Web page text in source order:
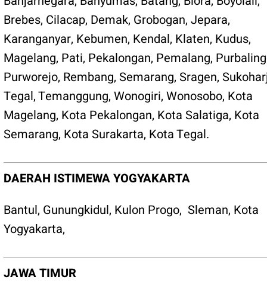
Brebes, Cilacap, Demak, Grobogan, Jepara,
Karanganyar, Kebumen, Kendal, Klaten, Kudus,
Magelang, Pati, Pekalongan, Pemalang,
Purworejo, Rembang, Semarang, Sragen,
Tegal,Temanggung, Wonogiri, Wonosobo, Kota
Magelang, Kota Pekalongan, Kota Salatiga, Kota
Semarang, Kota Surakarta, Kota Tegal.
DAERAH ISTIMEWA YOGYAKARTA
Bantul, Gunungkidul, Kulon Progo, Sleman, Kota
Yogyakarta,
JAWA TIMUR